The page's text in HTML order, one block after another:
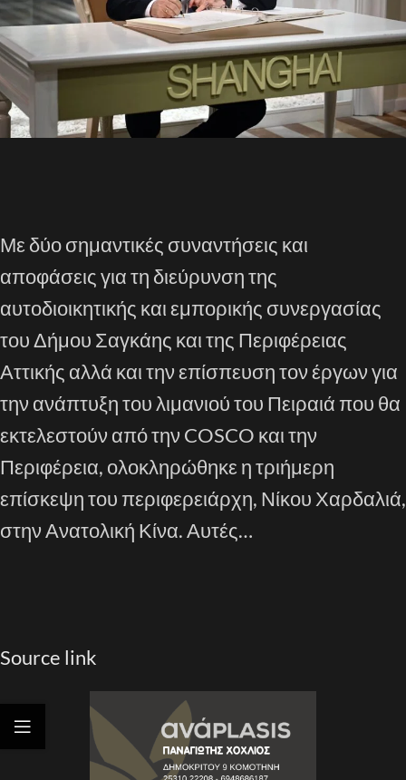
Με δύο σημαντικές συναντήσεις και
αποφάσεις για τη διεύρυνση της
αυτοδιοικητικής και εμπορικής συνεργασίας
του Δήμου Σαγκάης και της Περιφέρειας
Αττικής αλλά και την επίσπευση τον έργων για
την ανάπτυξη του λιμανιού του Πειραιά που θα
εκτελεστούν από την COSCO και την
Περιφέρεια, ολοκληρώθηκε η τριήμερη
επίσκεψη του περιφερειάρχη, Νίκου Χαρδαλιά,
στην Ανατολική Κίνα. Αυτές…
Source link